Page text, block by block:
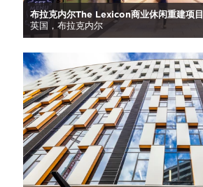
布拉克内尔The Lexicon商业休闲重建项目
英国，布拉克内尔